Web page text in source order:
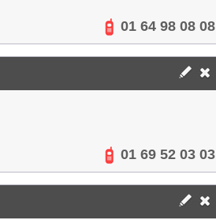
01 64 98 08 08
01 69 52 03 03